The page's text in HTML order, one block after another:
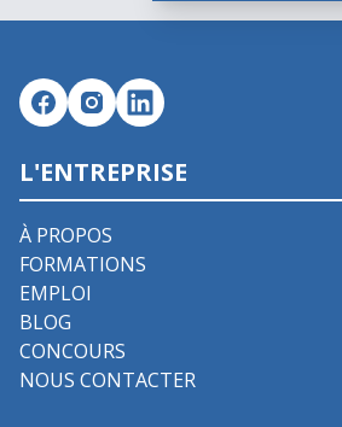
L'ENTREPRISE
À PROPOS
FORMATIONS
EMPLOI
BLOG
CONCOURS
NOUS CONTACTER